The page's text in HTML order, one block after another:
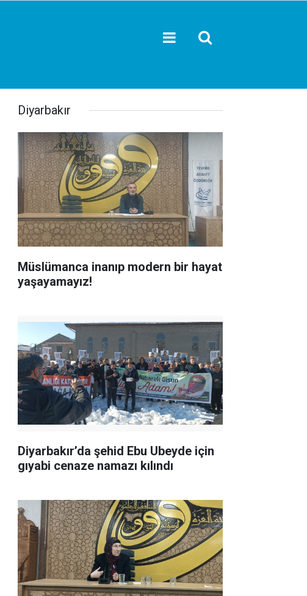
Diyarbakır
Müslümanca inanıp modern bir hayat
yaşayamayız!
Diyarbakır’da şehid Ebu Ubeyde için
gıyabi cenaze namazı kılındı